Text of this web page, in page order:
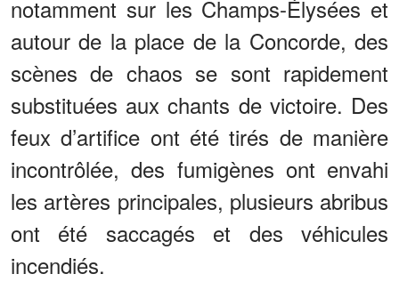
notamment sur les Champs-Élysées et
autour de la place de la Concorde, des
scènes de chaos se sont rapidement
substituées aux chants de victoire. Des
feux d’artifice ont été tirés de manière
incontrôlée, des fumigènes ont envahi
les artères principales, plusieurs abribus
ont été saccagés et des véhicules
incendiés.